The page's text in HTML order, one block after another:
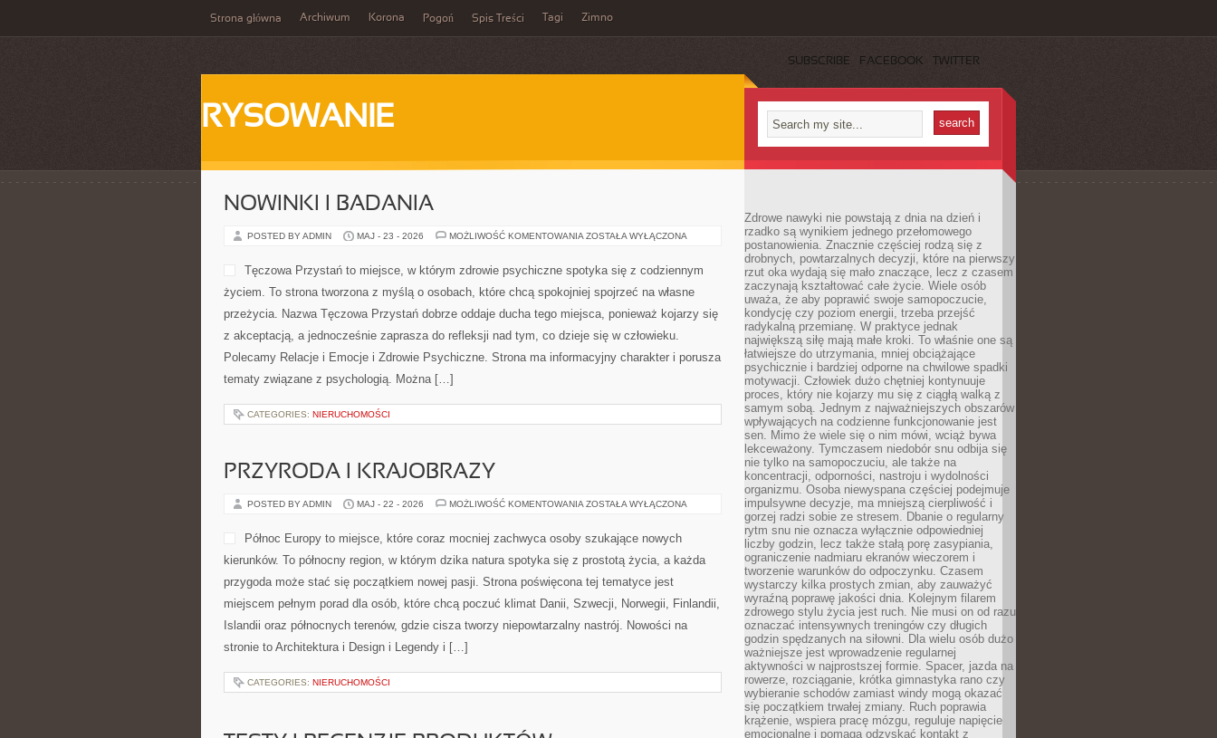
Strona główna Archiwum Korona Pogoń Spis Treści Tagi Zimno
SUBSCRIBE FACEBOOK TWITTER
RYSOWANIE
NOWINKI I BADANIA
POSTED BY ADMIN MAJ - 23 - 2026 MOŻLIWOŚĆ KOMENTOWANIA NOWINKI
ZOSTAŁA WYŁĄCZONA
Tęczowa Przystań to miejsce, w którym zdrowie psychiczne spotyka się z codziennym
życiem. To strona tworzona z myślą o osobach, które chcą spokojniej spojrzeć na własne
przeżycia. Nazwa Tęczowa Przystań dobrze oddaje ducha tego miejsca, ponieważ kojarzy się
z akceptacją, a jednocześnie zaprasza do refleksji nad tym, co dzieje się w człowieku.
Polecamy Relacje i Emocje i Zdrowie Psychiczne. Strona ma informacyjny charakter i porusza
tematy związane z psychologią. Można […]
CATEGORIES: NIERUCHOMOŚCI
PRZYRODA I KRAJOBRAZY
POSTED BY ADMIN MAJ - 22 - 2026 MOŻLIWOŚĆ KOMENTOWANIA PRZYRODA
ZOSTAŁA WYŁĄCZONA
Północ Europy to miejsce, które coraz mocniej zachwyca osoby szukające nowych
kierunków. To północny region, w którym dzika natura spotyka się z prostotą życia, a każda
przygoda może stać się początkiem nowej pasji. Strona poświęcona tej tematyce jest
miejscem pełnym porad dla osób, które chcą poczuć klimat Danii, Szwecji, Norwegii, Finlandii,
Islandii oraz północnych terenów, gdzie cisza tworzy niepowtarzalny nastrój. Nowości na
stronie to Architektura i Design i Legendy i […]
CATEGORIES: NIERUCHOMOŚCI
Zdrowe nawyki nie powstają z dnia na dzień i
rzadko są wynikiem jednego przełomowego
postanowienia. Znacznie częściej rodzą się z
drobnych, powtarzalnych decyzji, które na pierwszy
rzut oka wydają się mało znaczące, lecz z czasem
zaczynają kształtować całe życie. Wiele osób
uważa, że aby poprawić swoje samopoczucie,
kondycję czy poziom energii, trzeba przejść
radykalną przemianę. W praktyce jednak
największą siłę mają małe kroki. To właśnie one są
łatwiejsze do utrzymania, mniej obciążające
psychicznie i bardziej odporne na chwilowe spadki
motywacji. Człowiek dużo chętniej kontynuuje
proces, który nie kojarzy mu się z ciągłą walką z
samym sobą. Jednym z najważniejszych obszarów
wpływających na codzienne funkcjonowanie jest
sen. Mimo że wiele się o nim mówi, wciąż bywa
lekceważony. Tymczasem niedobór snu odbija się
nie tylko na samopoczuciu, ale także na
koncentracji, odporności, nastroju i wydolności
organizmu. Osoba niewyspana częściej podejmuje
impulsywne decyzje, ma mniejszą cierpliwość i
gorzej radzi sobie ze stresem. Dbanie o regularny
rytm snu nie oznacza wyłącznie odpowiedniej
liczby godzin, lecz także stałą porę zasypiania,
ograniczenie nadmiaru ekranów wieczorem i
tworzenie warunków do odpoczynku. Czasem
wystarczy kilka prostych zmian, aby zauważyć
wyraźną poprawę jakości dnia. Kolejnym filarem
zdrowego stylu życia jest ruch. Nie musi on od razu
oznaczać intensywnych treningów czy długich
godzin spędzanych na siłowni. Dla wielu osób dużo
ważniejsze jest wprowadzenie regularnej
aktywności w najprostszej formie. Spacer, jazda na
rowerze, rozciąganie, krótka gimnastyka rano czy
wybieranie schodów zamiast windy mogą okazać
się początkiem trwałej zmiany. Ruch poprawia
krążenie, wspiera pracę mózgu, reguluje napięcie
emocjonalne i pomaga odzyskać kontakt z